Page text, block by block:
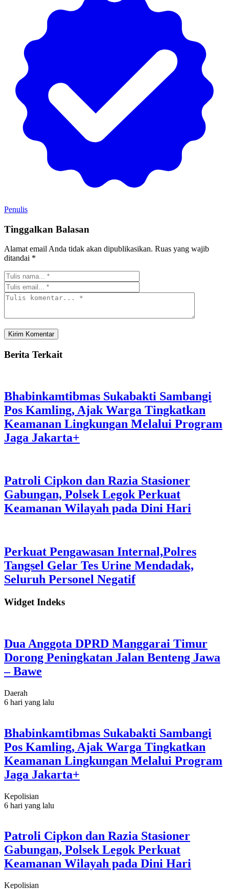
Penulis
Tinggalkan Balasan
Alamat email Anda tidak akan dipublikasikan. Ruas yang wajib
ditandai *
Berita Terkait
Bhabinkamtibmas Sukabakti Sambangi
Pos Kamling, Ajak Warga Tingkatkan
Keamanan Lingkungan Melalui Program
Jaga Jakarta+
Patroli Cipkon dan Razia Stasioner
Gabungan, Polsek Legok Perkuat
Keamanan Wilayah pada Dini Hari
Perkuat Pengawasan Internal,Polres
Tangsel Gelar Tes Urine Mendadak,
Seluruh Personel Negatif
Widget Indeks
Dua Anggota DPRD Manggarai Timur
Dorong Peningkatan Jalan Benteng Jawa
– Bawe
Daerah
6 hari yang lalu
Bhabinkamtibmas Sukabakti Sambangi
Pos Kamling, Ajak Warga Tingkatkan
Keamanan Lingkungan Melalui Program
Jaga Jakarta+
Kepolisian
6 hari yang lalu
Patroli Cipkon dan Razia Stasioner
Gabungan, Polsek Legok Perkuat
Keamanan Wilayah pada Dini Hari
Kepolisian